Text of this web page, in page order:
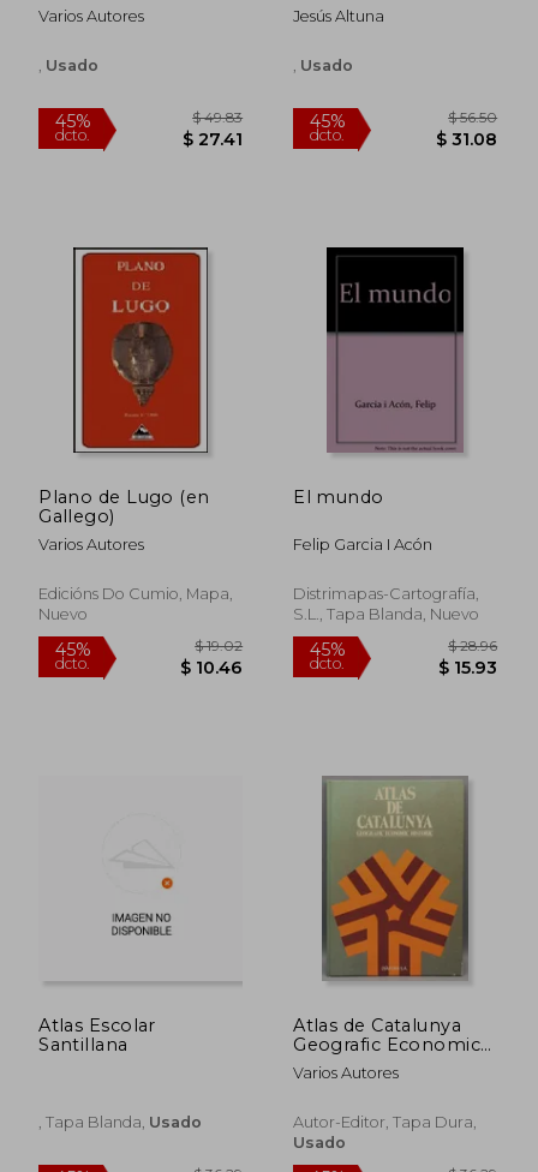
Varios Autores
Usado
Jesús Altuna
Usado
45%
Plano de Lugo (en
Gallego)
Varios Autores
Edicións Do Cumio, Mapa,
Nuevo
El mundo
Felip Garcia I Acón
Distrimapas-Cartografía,
S.L., Tapa Blanda, Nuevo
45%
dcto.
Atlas Escolar
Santillana
, Tapa Blanda, Usado
Atlas de Catalunya
Geografic Economic
Historic
Varios Autores
Autor-Editor, Tapa Dura,
Usado